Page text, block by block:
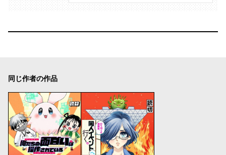
同じ作者の作品